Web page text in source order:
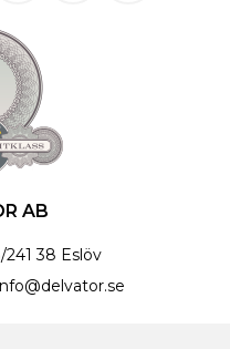
AB
/241 38 Eslöv